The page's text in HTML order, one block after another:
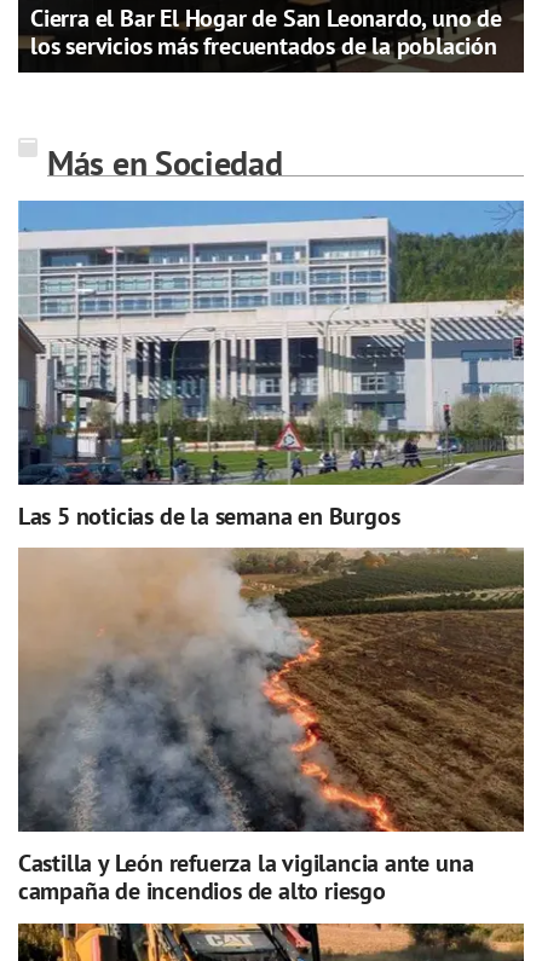
Cierra el Bar El Hogar de San Leonardo, uno de
los servicios más frecuentados de la población
Más en Sociedad
Las 5 noticias de la semana en Burgos
Castilla y León refuerza la vigilancia ante una
campaña de incendios de alto riesgo